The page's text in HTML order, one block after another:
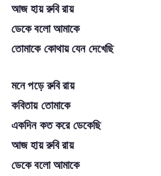
আজ হায় রুবি রায়
ডেকে বলো আমাকে
তোমাকে কোথায় যেন দেখেছি
মনে পড়ে রুবি রায়
কবিতায় তোমাকে
একদিন কত করে ডেকেছি
আজ হায় রুবি রায়
ডেকে বলো আমাকে